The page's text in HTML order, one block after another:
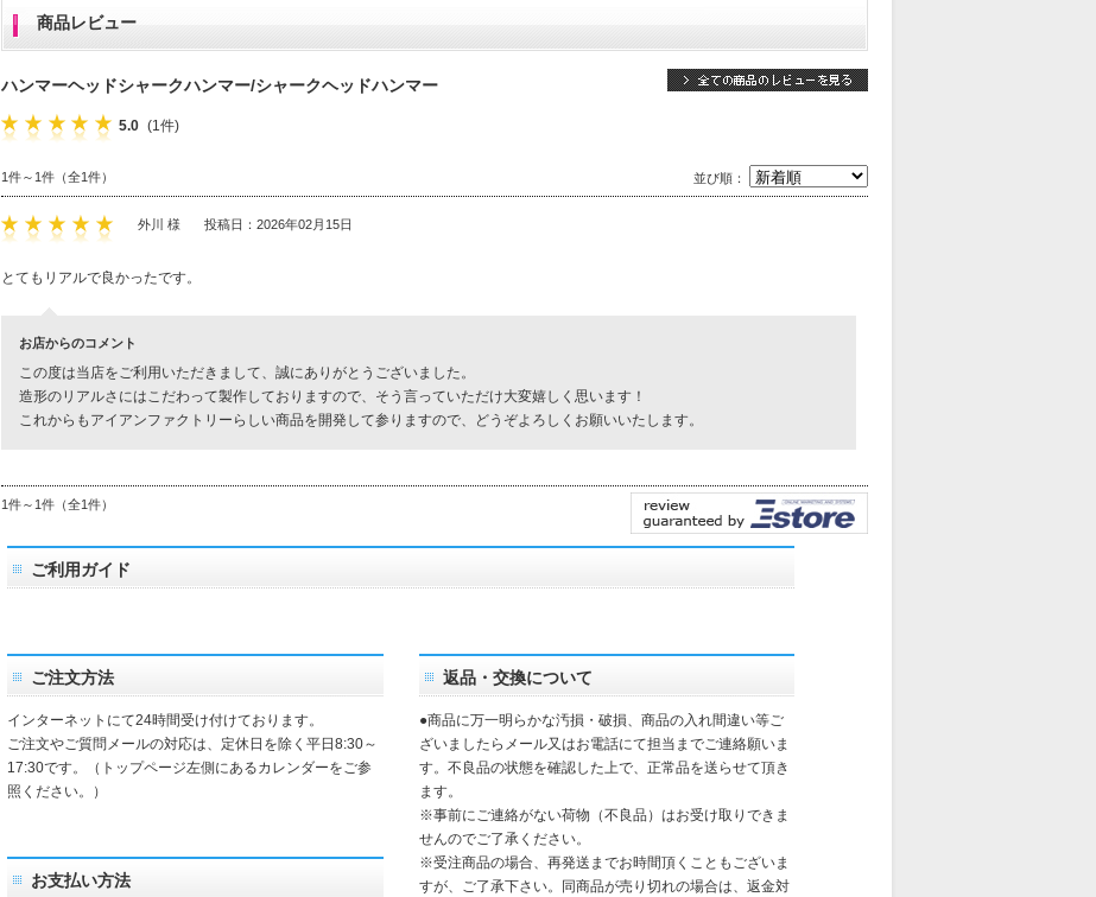
商品レビュー
ハンマーヘッドシャークハンマー/シャークヘッドハンマー
5.0 (1件)
1件～1件（全1件） 並び順：
外川 様 投稿日：2026年02月15日
とてもリアルで良かったです。
お店からのコメント
この度は当店をご利用いただきまして、誠にありがとうございました。
造形のリアルさにはこだわって製作しておりますので、そう言っていただけ大変嬉しく思います！
これからもアイアンファクトリーらしい商品を開発して参りますので、どうぞよろしくお願いいたします。
1件～1件（全1件）
ご利用ガイド
ご注文方法
インターネットにて24時間受け付けております。
ご注文やご質問メールの対応は、定休日を除く平日8:30～
17:30です。（トップページ左側にあるカレンダーをご参
照ください。）
お支払い方法
返品・交換について
●商品に万一明らかな汚損・破損、商品の入れ間違い等ご
ざいましたらメール又はお電話にて担当までご連絡願いま
す。不良品の状態を確認した上で、正常品を送らせて頂き
ます。
※事前にご連絡がない荷物（不良品）はお受け取りできま
せんのでご了承ください。
※受注商品の場合、再発送までお時間頂くこともございま
すが、ご了承下さい。同商品が売り切れの場合は、返金対